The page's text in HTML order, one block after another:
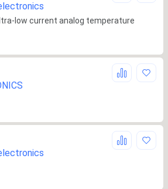
low current analog temperature